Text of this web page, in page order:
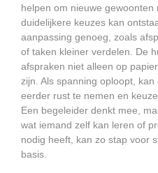
helpen om nieuwe
duidelijkere keuzes kan
aanpassing genoeg, zoals
of taken kleiner verdelen. De
afspraken niet alleen op
zijn. Als spanning oploopt,
eerder rust te nemen en
Een begeleider denkt mee,
wat iemand zelf kan leren of
nodig heeft, kan zo stap voor
basis.